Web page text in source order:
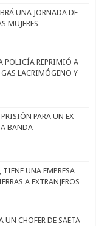
UNA JORNADA DE
MUJERES
POLICÍA REPRIMIÓ A
LACRIMÓGENO Y
PARA UN EX
BANDA
TIENE UNA EMPRESA
A EXTRANJEROS
CHOFER DE SAETA